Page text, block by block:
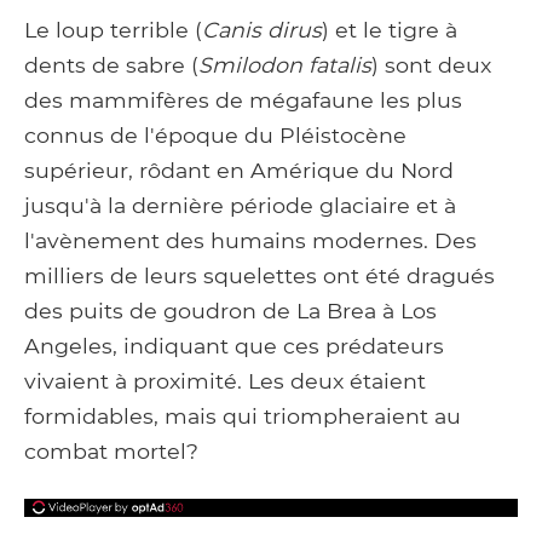
Le loup terrible (Canis dirus) et le tigre à
dents de sabre (Smilodon fatalis) sont deux
des mammifères de mégafaune les plus
connus de l'époque du Pléistocène
supérieur, rôdant en Amérique du Nord
jusqu'à la dernière période glaciaire et à
l'avènement des humains modernes. Des
milliers de leurs squelettes ont été dragués
des puits de goudron de La Brea à Los
Angeles, indiquant que ces prédateurs
vivaient à proximité. Les deux étaient
formidables, mais qui triompheraient au
combat mortel?